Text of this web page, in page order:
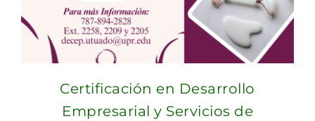
Certificación en Desarrollo
Empresarial y Servicios de